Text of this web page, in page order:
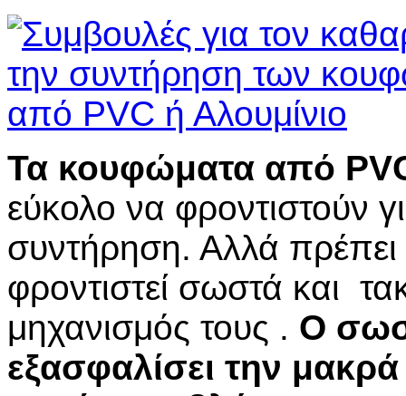
Τα κουφώματα από
εύκολο να φροντιστούν
συντήρηση. Αλλά πρέπει
φροντιστεί σωστά και
μηχανισμός τους . Ο
εξασφαλίσει την μακρά